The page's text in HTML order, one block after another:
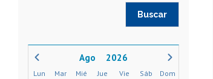
2026
Lun Mar Mié Jue Vie Sáb
Dom